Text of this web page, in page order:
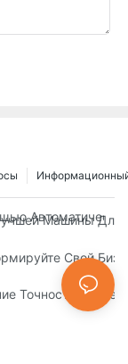
Машины Для
Молний С
Свой
Молний:
Точностью: